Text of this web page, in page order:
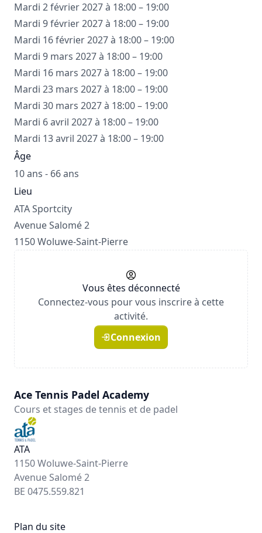
Mardi 2 février 2027 à 18:00 – 19:00
Mardi 9 février 2027 à 18:00 – 19:00
Mardi 16 février 2027 à 18:00 – 19:00
Mardi 9 mars 2027 à 18:00 – 19:00
Mardi 16 mars 2027 à 18:00 – 19:00
Mardi 23 mars 2027 à 18:00 – 19:00
Mardi 30 mars 2027 à 18:00 – 19:00
Mardi 6 avril 2027 à 18:00 – 19:00
Mardi 13 avril 2027 à 18:00 – 19:00
Âge
10 ans - 66 ans
Lieu
ATA Sportcity
Avenue Salomé 2
1150 Woluwe-Saint-Pierre
Vous êtes déconnecté
Connectez-vous pour vous inscrire à cette
activité.
Connexion
Ace Tennis Padel Academy
Cours et stages de tennis et de padel
ATA
1150 Woluwe-Saint-Pierre
Avenue Salomé 2
BE 0475.559.821
Plan du site